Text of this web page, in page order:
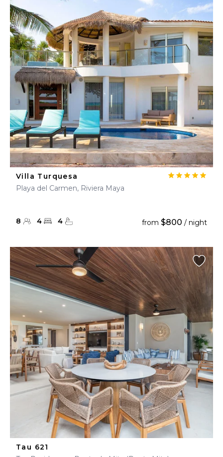
Villa Turquesa
Playa del Carmen, Riviera Maya
8 4 4 from $800 / night
Tau 621